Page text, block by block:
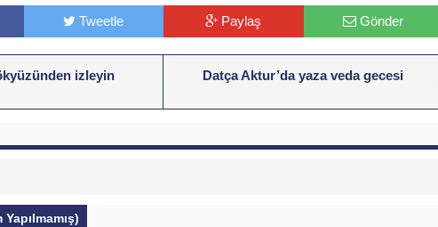
Tweetle Paylaş Gönder
izleyin Datça Aktur’da yaza veda gecesi